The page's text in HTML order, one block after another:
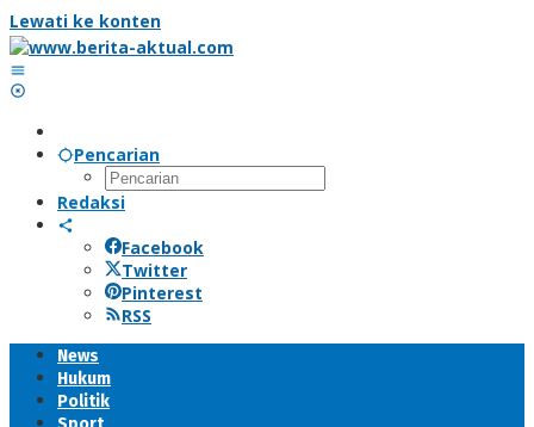
Lewati ke konten
Pencarian
Redaksi
Facebook
Twitter
Pinterest
RSS
News
Hukum
Politik